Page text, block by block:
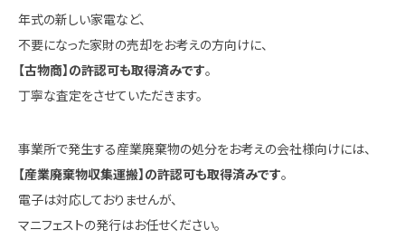
年式の新しい家電など、
不要になった家財の売却をお考えの方向けに、
【古物商】の許認可も取得済みです。
丁寧な査定をさせていただきます。
事業所で発生する産業廃棄物の処分をお考えの会社様向けには、
【産業廃棄物収集運搬】の許認可も取得済みです。
電子は対応しておりませんが、
マニフェストの発行はお任せください。